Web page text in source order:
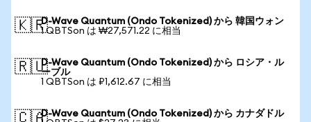
🇰🇷D-Wave Quantum (Ondo Tokenized) から 韓国ウォン
1 QBTSon は ₩27,571.22 に相当
🇷🇺D-Wave Quantum (Ondo Tokenized) から ロシア・ル
ーブル
1 QBTSon は ₽1,612.67 に相当
🇨🇦D-Wave Quantum (Ondo Tokenized) から カナダドル